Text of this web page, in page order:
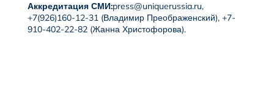
Аккредитация СМИ:press@uniquerussia.ru,
+7(926)160-12-31 (Владимир Преображенский), +7-
910-402-22-82 (Жанна Христофорова).